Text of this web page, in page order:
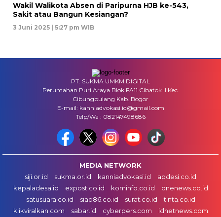
Wakil Walikota Absen di Paripurna HJB ke-543,
Sakit atau Bangun Kesiangan?
3 Juni 2025 | 5:27 pm WIB
PT. SUKMA UMKM DIGITAL
Perumahan Puri Araya Blok FA11 Cibatok II Kec.
Cibungbulang Kab. Bogor
E-mail: kanniadvokasi.id@gmail.com
Telp/Wa : 082147498686
MEDIA NETWORK
siji.or.id
sukma.or.id kanniadvokasi.id
apdesi.co.id
kepaladesa.id
expost.co.id kominfo.co.id
onenews.co.id
satusuara.co.id
siap86.co.id surat.co.id
tinta.co.id
klikviralkan.com
sabar.id cyberpers.com
idnetnews.com